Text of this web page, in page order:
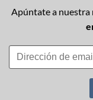
Apúntate a